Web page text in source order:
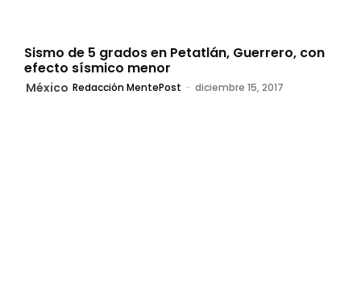
Sismo de 5 grados en Petatlán, Guerrero, con
efecto sísmico menor
México Redacción MentePost - diciembre 15, 2017